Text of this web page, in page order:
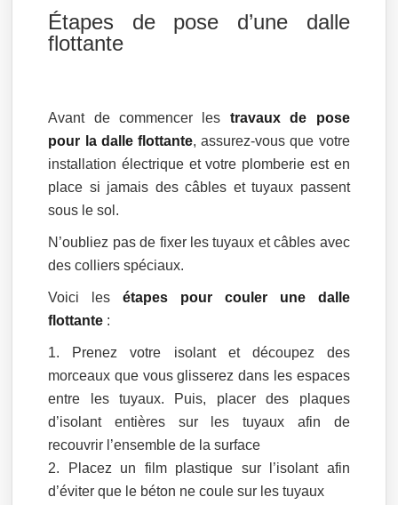
Étapes de pose d’une dalle
flottante
Avant de commencer les travaux de pose
pour la dalle flottante, assurez-vous que votre
installation électrique et votre plomberie est en
place si jamais des câbles et tuyaux passent
sous le sol.
N’oubliez pas de fixer les tuyaux et câbles avec
des colliers spéciaux.
Voici lesétapes pour couler une dalle
flottante :
Prenez votre isolant et découpez des
morceaux que vous glisserez dans les espaces
entre les tuyaux. Puis, placer des plaques
d’isolant entières sur les tuyaux afin de
recouvrir l’ensemble de la surface
Placez un film plastique sur l’isolant afin
d’éviter que le béton ne coule sur les tuyaux